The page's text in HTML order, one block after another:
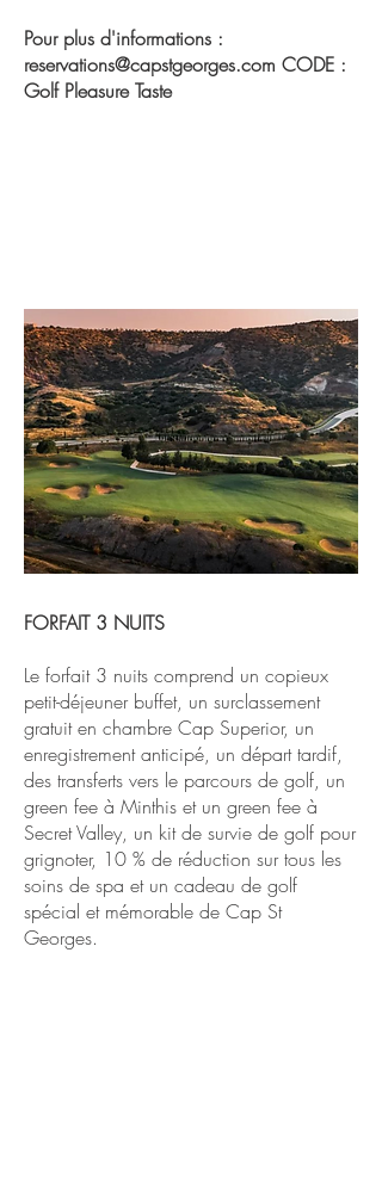
Pour plus d'informations :
reservations@capstgeorges.com CODE :
Golf Pleasure Taste
FORFAIT 3 NUITS
Le forfait 3 nuits comprend un copieux
petit-déjeuner buffet, un surclassement
gratuit en chambre Cap Superior, un
enregistrement anticipé, un départ tardif,
des transferts vers le parcours de golf, un
green fee à Minthis et un green fee à
Secret Valley, un kit de survie de golf pour
grignoter, 10 % de réduction sur tous les
soins de spa et un cadeau de golf
spécial et mémorable de Cap St
Georges.